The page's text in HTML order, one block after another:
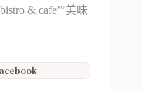
& cafe’”美味